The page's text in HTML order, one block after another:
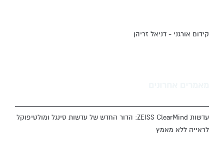
קידום אורגני - דניאל זריהן
עדשות ZEISS ClearMind: הדור החדש של עדשות סינגל ומולטיפוקל
לראייה ללא מאמץ